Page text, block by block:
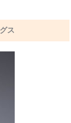
グス